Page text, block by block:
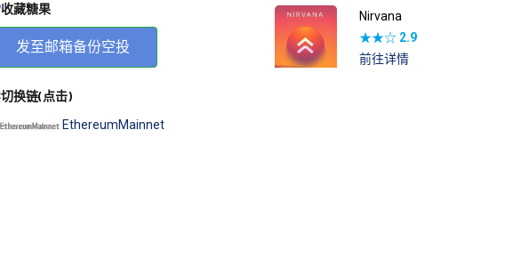
收藏糖果
发至邮箱备份空投
切换链(点击)
EthereumMainnet
Nirvana
★★☆ 2.9
前往详情